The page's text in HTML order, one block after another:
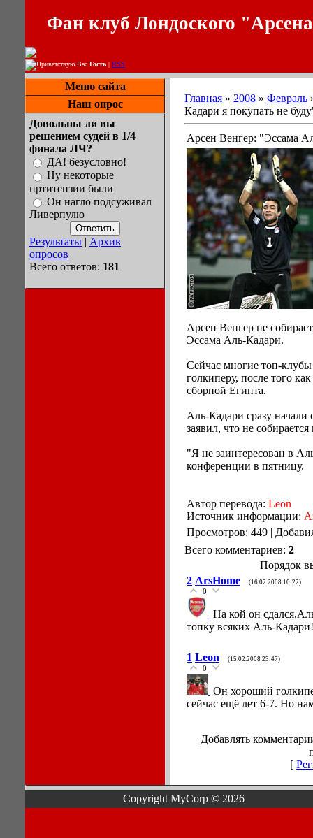
Фан клуб Лондоского
Приветствую Вас Гость | RSS
Меню сайта
Наш опрос
Довольны ли вы
решением судей в 1/4
финала ЛЧ?
ДА! безусловно!
Ну некоторые
пртитензии были
Он нагло подсуживал
Ливерпулю
Результаты | Архив
опросов
Всего ответов: 181
Главная » 2008 » Февраль
Кадари я покупать не
Арсен Венгер: "Эссама
Арсен Венгер не
Эссама Аль-Кадари.
Сейчас многие топ-
голкиперу, после того
сборной Египта.
Аль-Кадари сразу начали
заявил, что не
"Я не заинтересован в
конференции в пятницу.
Автор перевода: Leоn
Источник информации:
Просмотров: 449 |
Всего комментариев: 2
Порядок
2 ArsHome (16.02.2008 10:22)
0
На кой он
топку всяких Аль-Кадари!
1 Leon (15.02.2008 23:47)
0
Он хороший
сейчас ещё лет 6-7. Но
Добавлять
[
Copyright MyCorp © 2026